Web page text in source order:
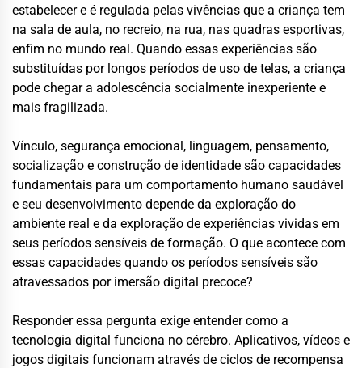
estabelecer e é regulada pelas vivências que a criança tem
na sala de aula, no recreio, na rua, nas quadras esportivas,
enfim no mundo real. Quando essas experiências são
substituídas por longos períodos de uso de telas, a criança
pode chegar a adolescência socialmente inexperiente e
mais fragilizada.
Vínculo, segurança emocional, linguagem, pensamento,
socialização e construção de identidade são capacidades
fundamentais para um comportamento humano saudável
e seu desenvolvimento depende da exploração do
ambiente real e da exploração de experiências vividas em
seus períodos sensíveis de formação. O que acontece com
essas capacidades quando os períodos sensíveis são
atravessados por imersão digital precoce?
Responder essa pergunta exige entender como a
tecnologia digital funciona no cérebro. Aplicativos, vídeos e
jogos digitais funcionam através de ciclos de recompensa